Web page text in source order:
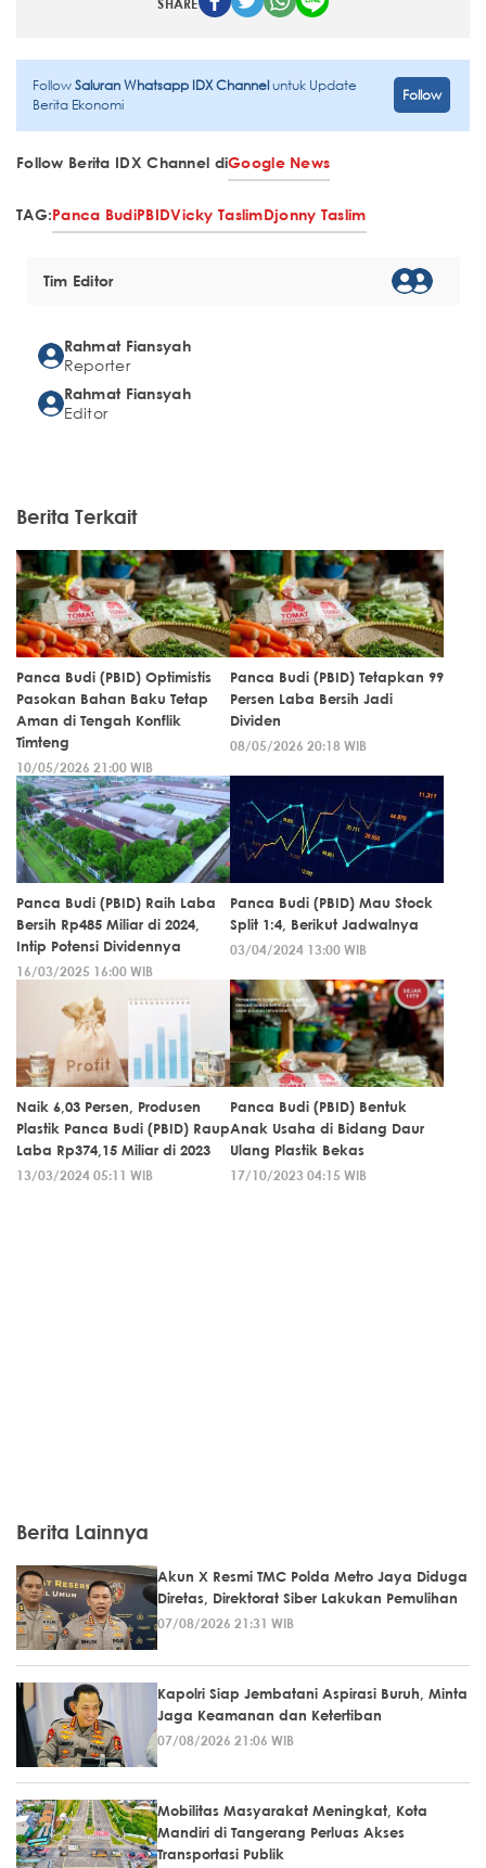
FollowSaluran Whatsapp IDX Channeluntuk Update
Berita Ekonomi
Follow
Follow Berita IDX Channel diGoogle News
TAG:Panca BudiPBIDVicky TaslimDjonny Taslim
Tim Editor
Rahmat Fiansyah
Reporter
Rahmat Fiansyah
Editor
Berita Terkait
Panca Budi (PBID) Optimistis
Pasokan Bahan Baku Tetap
Aman di Tengah Konflik
Timteng
10/05/2026 21:00 WIB
Panca Budi (PBID) Tetapkan 99
Persen Laba Bersih Jadi
Dividen
08/05/2026 20:18 WIB
Panca Budi (PBID) Raih Laba
Bersih Rp485 Miliar di 2024,
Intip Potensi Dividennya
16/03/2025 16:00 WIB
Panca Budi (PBID) Mau Stock
Split 1:4, Berikut Jadwalnya
03/04/2024 13:00 WIB
Naik 6,03 Persen, Produsen
Plastik Panca Budi (PBID) Raup
Laba Rp374,15 Miliar di 2023
13/03/2024 05:11 WIB
Panca Budi (PBID) Bentuk
Anak Usaha di Bidang Daur
Ulang Plastik Bekas
17/10/2023 04:15 WIB
Berita Lainnya
Akun X Resmi TMC Polda Metro Jaya Diduga
Diretas, Direktorat Siber Lakukan Pemulihan
07/08/2026 21:31 WIB
Kapolri Siap Jembatani Aspirasi Buruh, Minta
Jaga Keamanan dan Ketertiban
07/08/2026 21:06 WIB
Mobilitas Masyarakat Meningkat, Kota
Mandiri di Tangerang Perluas Akses
Transportasi Publik